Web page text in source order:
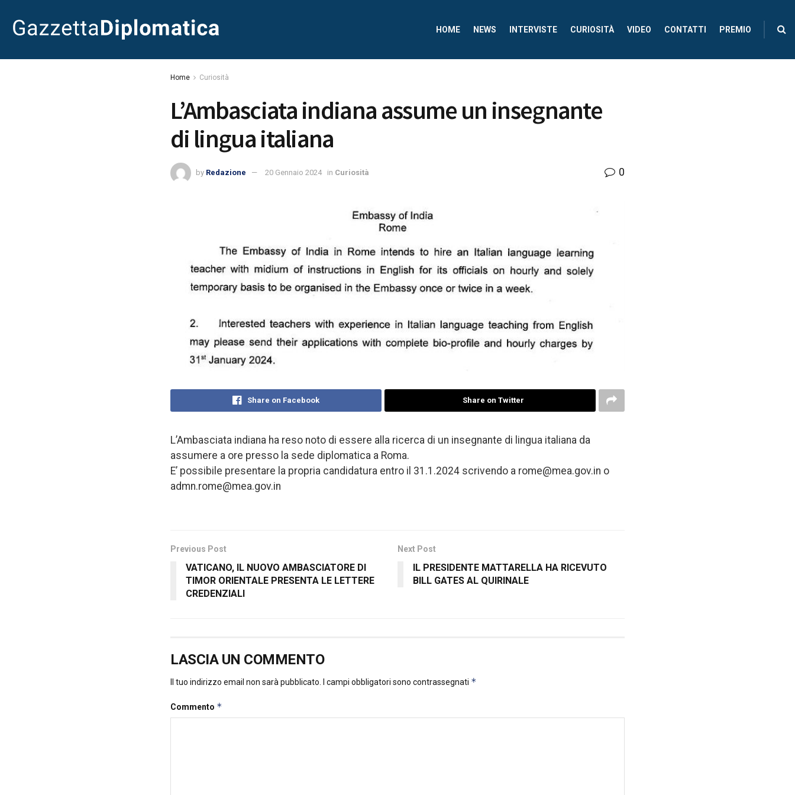
HOME NEWS INTERVISTE CURIOSITÀ VIDEO CONTATTI PREMIO
Home Curiosità
L’Ambasciata indiana assume un insegnante
di lingua italiana
by Redazione 20 Gennaio 2024 in Curiosità 0
Share on Facebook Share on Twitter
L’Ambasciata indiana ha reso noto di essere alla ricerca di un insegnante di lingua italiana da
assumere a ore presso la sede diplomatica a Roma.
E’ possibile presentare la propria candidatura entro il 31.1.2024 scrivendo a rome@mea.gov.in o
admn.rome@mea.gov.in
Previous Post
VATICANO, IL NUOVO AMBASCIATORE DI
TIMOR ORIENTALE PRESENTA LE LETTERE
CREDENZIALI
Next Post
IL PRESIDENTE MATTARELLA HA RICEVUTO
BILL GATES AL QUIRINALE
LASCIA UN COMMENTO
Il tuo indirizzo email non sarà pubblicato. I campi obbligatori sono contrassegnati *
Commento *